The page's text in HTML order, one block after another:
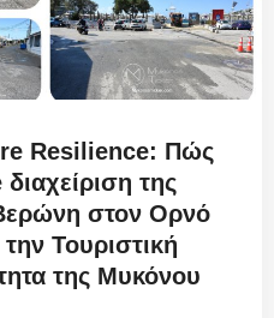
Resilience: Πώς
της
στον Ορνό
Τουριστική
της Μυκόνου
της ΔΕΥΑΜ
στρατηγική της ΔΕΥΑΜ μετατρέπει το
Αλευκάνδρας σε υπόδειγμα...